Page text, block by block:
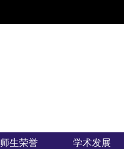
师生荣誉 学术发展